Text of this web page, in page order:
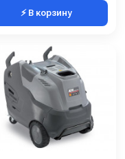
⚡ В корзину